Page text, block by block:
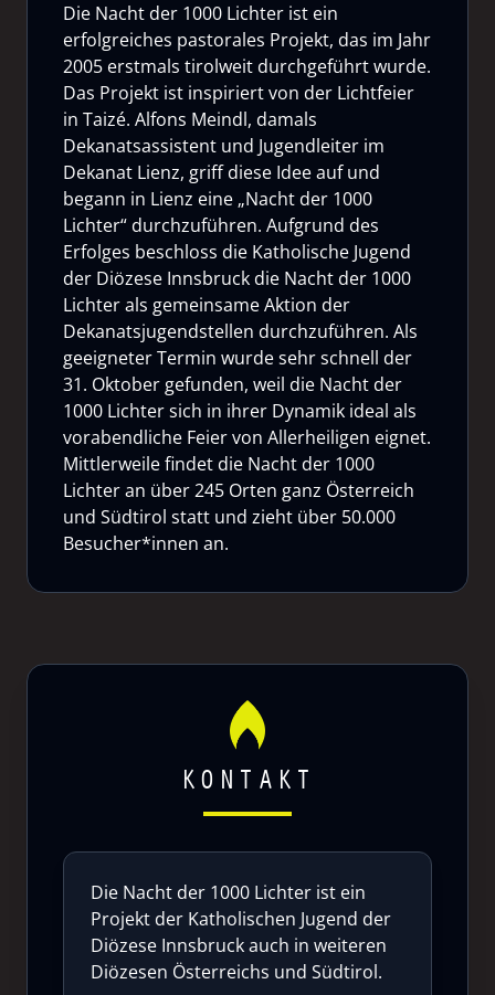
Die Nacht der 1000 Lichter ist ein
erfolgreiches pastorales Projekt, das im Jahr
2005 erstmals tirolweit durchgeführt wurde.
Das Projekt ist inspiriert von der Lichtfeier
in Taizé. Alfons Meindl, damals
Dekanatsassistent und Jugendleiter im
Dekanat Lienz, griff diese Idee auf und
begann in Lienz eine „Nacht der 1000
Lichter“ durchzuführen. Aufgrund des
Erfolges beschloss die Katholische Jugend
der Diözese Innsbruck die Nacht der 1000
Lichter als gemeinsame Aktion der
Dekanatsjugendstellen durchzuführen. Als
geeigneter Termin wurde sehr schnell der
31. Oktober gefunden, weil die Nacht der
1000 Lichter sich in ihrer Dynamik ideal als
vorabendliche Feier von Allerheiligen eignet.
Mittlerweile findet die Nacht der 1000
Lichter an über 245 Orten ganz Österreich
und Südtirol statt und zieht über 50.000
Besucher*innen an.
KONTAKT
Die Nacht der 1000 Lichter ist ein
Projekt der Katholischen Jugend der
Diözese Innsbruck auch in weiteren
Diözesen Österreichs und Südtirol.